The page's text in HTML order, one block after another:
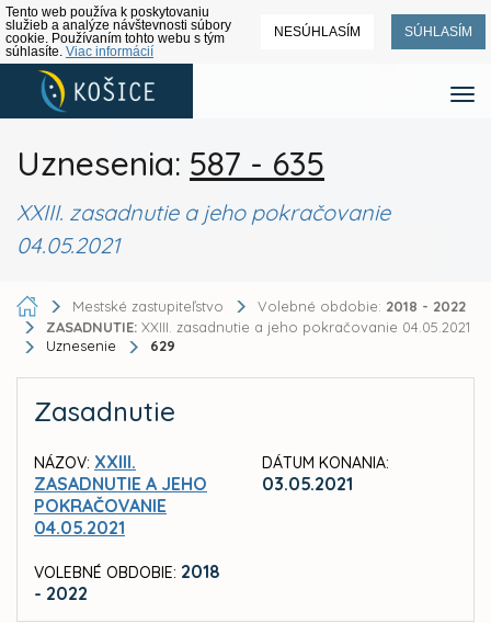
Tento web používa k poskytovaniu
služieb a analýze návštevnosti súbory
cookie. Používaním tohto webu s tým
súhlasíte. Viac informácií
NESÚHLASÍM SÚHLASÍM
Uznesenia: 587 - 635
XXIII. zasadnutie a jeho pokračovanie
04.05.2021
Mestské zastupiteľstvo Volebné obdobie: 2018 - 2022
ZASADNUTIE: XXIII. zasadnutie a jeho pokračovanie 04.05.2021
Uznesenie
629
Zasadnutie
NÁZOV: XXIII.
ZASADNUTIE A JEHO
POKRAČOVANIE
04.05.2021
VOLEBNÉ OBDOBIE: 2018
- 2022
DÁTUM KONANIA:
03.05.2021